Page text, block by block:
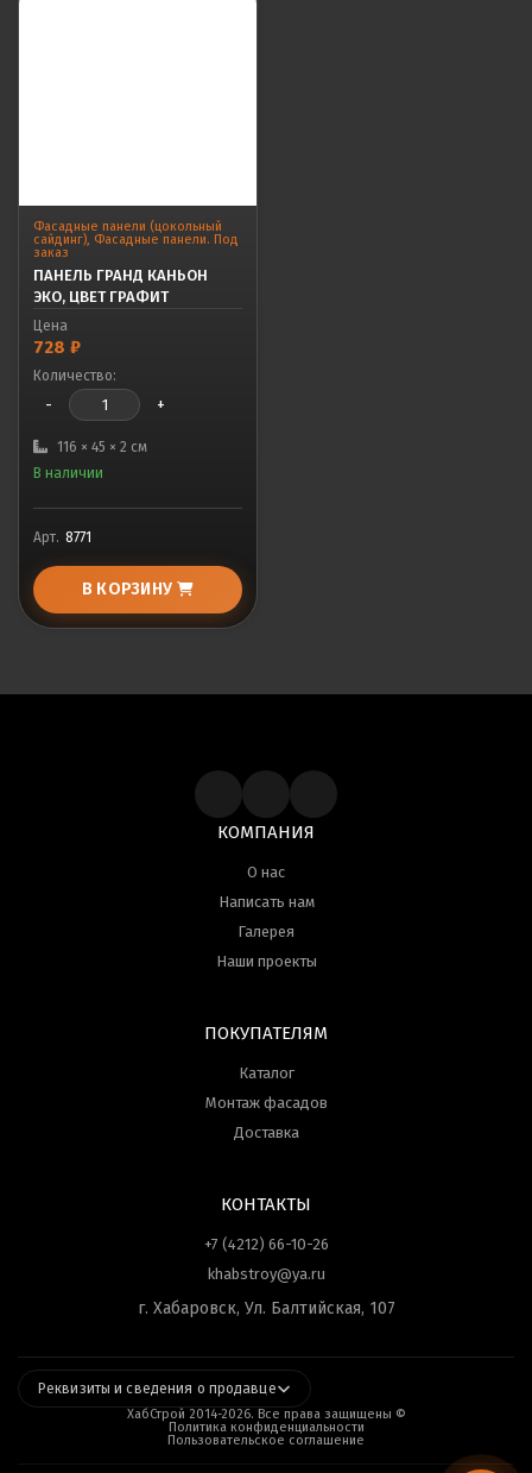
Фасадные панели (цокольный
сайдинг), Фасадные панели. Под
заказ
ПАНЕЛЬ ГРАНД КАНЬОН
ЭКО, ЦВЕТ ГРАФИТ
Цена
728 ₽
Количество:
- +
116 × 45 × 2 см
В наличии
Арт. 8771
В КОРЗИНУ
КОМПАНИЯ
О нас
Написать нам
Галерея
Наши проекты
ПОКУПАТЕЛЯМ
Каталог
Монтаж фасадов
Доставка
КОНТАКТЫ
+7 (4212) 66-10-26
khabstroy@ya.ru
г. Хабаровск, Ул. Балтийская, 107
Реквизиты и сведения о продавце
ХабСтрой 2014-2026. Все права защищены ©
Политика конфиденциальности
Пользовательское соглашение